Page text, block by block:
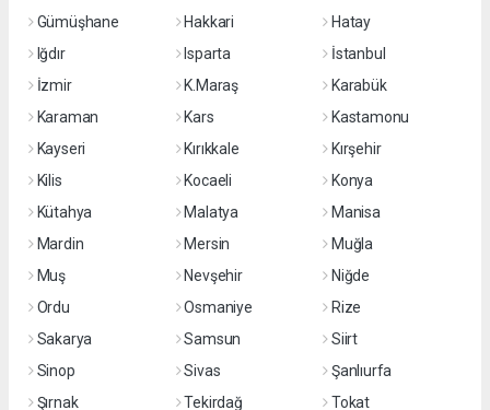
Gümüşhane
Hakkari
Hatay
Iğdır
Isparta
İstanbul
İzmir
K.Maraş
Karabük
Karaman
Kars
Kastamonu
Kayseri
Kırıkkale
Kırşehir
Kilis
Kocaeli
Konya
Kütahya
Malatya
Manisa
Mardin
Mersin
Muğla
Muş
Nevşehir
Niğde
Ordu
Osmaniye
Rize
Sakarya
Samsun
Siirt
Sinop
Sivas
Şanlıurfa
Şırnak
Tekirdağ Tokat